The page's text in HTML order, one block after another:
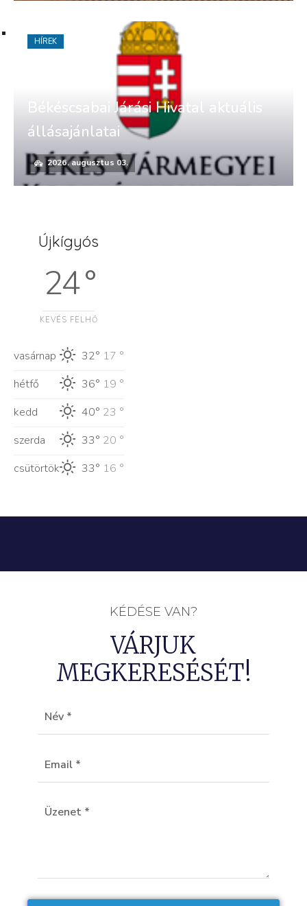
Békéscsabai Járási Hivatal aktuális
állásajánlatai
2026. augusztus 03.
HÍREK
Újkígyós
24 °
KEVÉS FELHŐ
vasárnap 32° 17 °
hétfő
36° 19 °
kedd
40° 23 °
szerda
33° 20 °
csütörtök
33° 16 °
KÉDÉSE VAN?
VÁRJUK
MEGKERESÉSÉT!